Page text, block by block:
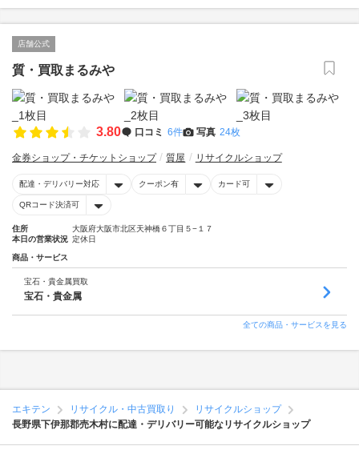
店舗公式
質・買取まるみや
3.80 口コミ 6件 写真 24枚
金券ショップ・チケットショップ 質屋 リサイクルショップ
配達・デリバリー対応 クーポン有 カード可
QRコード決済可
住所
大阪府大阪市北区天神橋６丁目５−１７
本日の営業状況 定休日
商品・サービス
宝石・貴金属買取
宝石・貴金属
全ての商品・サービスを見る
エキテン リサイクル・中古買取り
リサイクルショップ
長野県下伊那郡売木村に配達・デリバリー可能なリサイクルショップ